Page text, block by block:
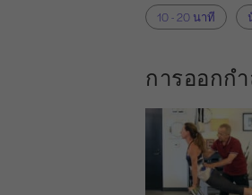
10 - 20 นาที
การออกก